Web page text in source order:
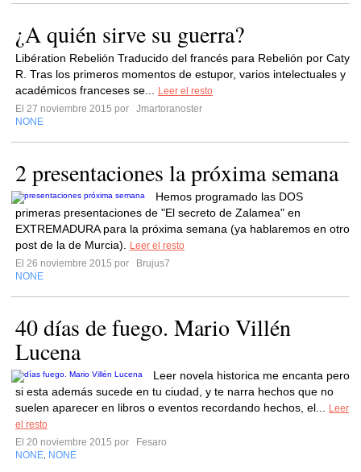
¿A quién sirve su guerra?
Libération Rebelión Traducido del francés para Rebelión por Caty
R. Tras los primeros momentos de estupor, varios intelectuales y
académicos franceses se...
Leer el resto
El 27 noviembre 2015 por
Jmartoranoster
NONE
2 presentaciones la próxima semana
Hemos programado las DOS
primeras presentaciones de "El secreto de Zalamea" en
EXTREMADURA para la próxima semana (ya hablaremos en otro
post de la de Murcia).
Leer el resto
El 26 noviembre 2015 por
Brujus7
NONE
40 días de fuego. Mario Villén
Lucena
Leer novela historica me encanta pero
si esta además sucede en tu ciudad, y te narra hechos que no
suelen aparecer en libros o eventos recordando hechos, el...
Leer
el resto
El 20 noviembre 2015 por
Fesaro
NONE NONE